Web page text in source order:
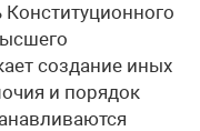
Конституционного
создание иных
и порядок